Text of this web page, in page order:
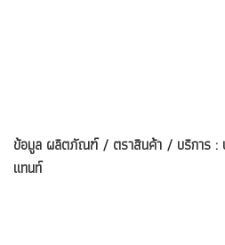
ข้อมูล ผลิตภัณฑ์ / ตราสินค้า / บริการ : บ
แทนท์